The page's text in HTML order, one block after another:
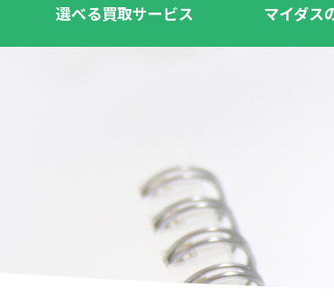
選べる買取サービス マイダス